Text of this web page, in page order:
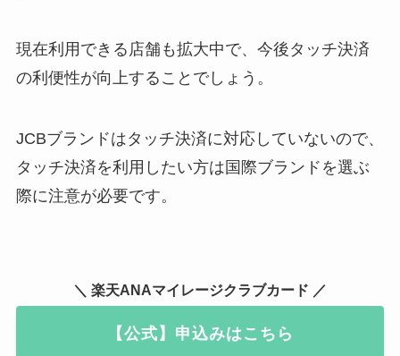
現在利用できる店舗も拡大中で、今後タッチ決済
の利便性が向上することでしょう。
JCBブランドはタッチ決済に対応していないので、
タッチ決済を利用したい方は国際ブランドを選ぶ
際に注意が必要です。
＼ 楽天ANAマイレージクラブカード ／
【公式】申込みはこちら